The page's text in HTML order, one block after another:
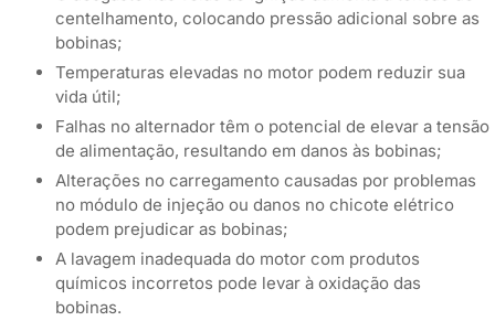
centelhamento, colocando pressão adicional sobre as
bobinas;
Temperaturas elevadas no motor podem reduzir sua
vida útil;
Falhas no alternador têm o potencial de elevar a tensão
de alimentação, resultando em danos às bobinas;
Alterações no carregamento causadas por problemas
no módulo de injeção ou danos no chicote elétrico
podem prejudicar as bobinas;
A lavagem inadequada do motor com produtos
químicos incorretos pode levar à oxidação das
bobinas.